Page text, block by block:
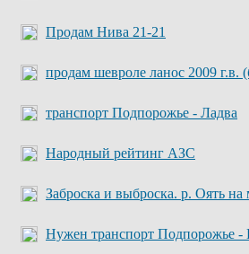
Продам Нива 21-21
продам шевроле ланос 2009 г.в.
транспорт Подпорожье - Ладва
Народный рейтинг АЗС
Заброска и выброска. р. Оять на
Нужен транспорт Подпорожье -